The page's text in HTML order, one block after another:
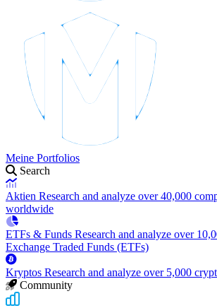
Meine Portfolios
Search
Aktien Research and analyze over 40,000
worldwide
ETFs & Funds Research and analyze over
Exchange Traded Funds (ETFs)
Kryptos Research and analyze over 5,000
Community